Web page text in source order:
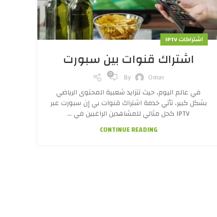
اشتراكات IPTV
اشتراك قنوات بين سبورت
By Omar
0
في عالم اليوم، حيث تتزايد شعبية المحتوى الرياضي
بشكل كبير، تأتي خدمة اشتراك قنوات بي إن سبورت عبر
IPTV كحل مثالي للمشاهدين الراغبين في ...
CONTINUE READING